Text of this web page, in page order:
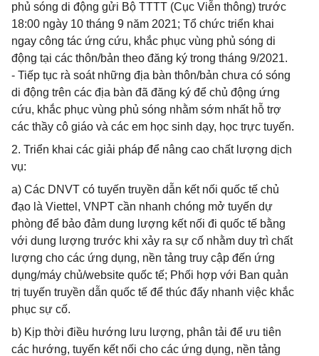
phủ sóng di động gửi Bộ TTTT (Cục Viễn thông) trước
18:00 ngày 10 tháng 9 năm 2021; Tổ chức triển khai
ngay công tác ứng cứu, khắc phục vùng phủ sóng di
động tại các thôn/bản theo đăng ký trong tháng 9/2021.
- Tiếp tục rà soát những địa bàn thôn/bản chưa có sóng
di động trên các địa bàn đã đăng ký để chủ động ứng
cứu, khắc phục vùng phủ sóng nhằm sớm nhất hỗ trợ
các thầy cô giáo và các em học sinh dạy, học trực tuyến.
2. Triển khai các giải pháp để nâng cao chất lượng dịch
vụ:
a) Các DNVT có tuyến truyền dẫn kết nối quốc tế chủ
đạo là Viettel, VNPT cần nhanh chóng mở tuyến dự
phòng để bảo đảm dung lượng kết nối đi quốc tế bằng
với dung lượng trước khi xảy ra sự cố nhằm duy trì chất
lượng cho các ứng dụng, nền tảng truy cập đến ứng
dụng/máy chủ/website quốc tế; Phối hợp với Ban quản
trị tuyến truyền dẫn quốc tế để thúc đẩy nhanh việc khắc
phục sự cố.
b) Kịp thời điều hướng lưu lượng, phân tải để ưu tiên
các hướng, tuyến kết nối cho các ứng dụng, nền tảng